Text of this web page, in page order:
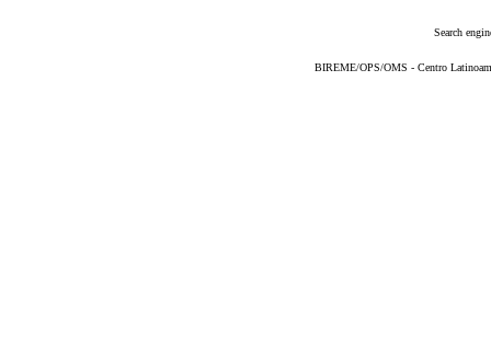
Search
BIREME/OPS/OMS - Centro